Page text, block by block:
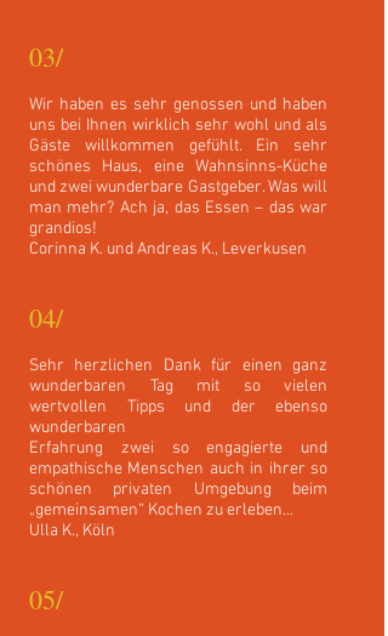
03/
Wir haben es sehr genossen und haben
uns bei Ihnen wirklich sehr wohl und als
Gäste willkommen gefühlt. Ein sehr
schönes Haus, eine Wahnsinns-Küche
und zwei wunderbare Gastgeber. Was will
man mehr? Ach ja, das Essen – das war
grandios!
Corinna K. und Andreas K., Leverkusen
04/
Sehr herzlichen Dank für einen ganz
wunderbaren Tag mit so vielen
wertvollen Tipps und der ebenso
wunderbaren
Erfahrung zwei so engagierte und
empathische Menschen auch in ihrer so
schönen privaten Umgebung beim
„gemeinsamen“ Kochen zu erleben…
Ulla K., Köln
05/